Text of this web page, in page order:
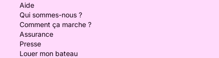
Aide
Qui sommes-nous ?
Comment ça marche ?
Assurance
Presse
Louer mon bateau